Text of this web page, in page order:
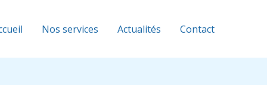
Nos services Actualités Contact